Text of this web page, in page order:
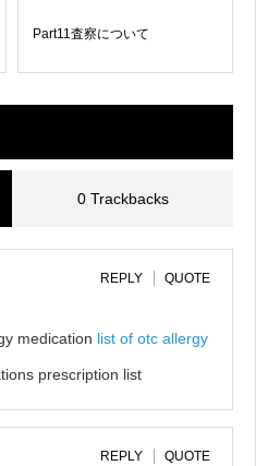
Part11査察について
0 Trackbacks
REPLY QUOTE
medication list of otc allergy
prescription list
REPLY QUOTE